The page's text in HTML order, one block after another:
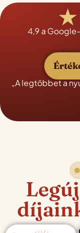
★
4,9 a
„A legtöbbet a